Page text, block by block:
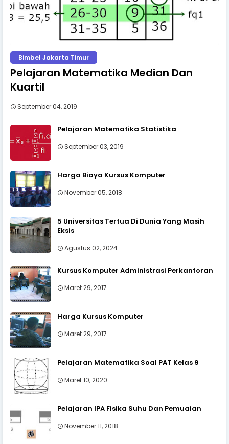
Bimbel Jakarta Timur
Pelajaran Matematika Median Dan
Kuartil
September 04, 2019
Pelajaran Matematika Statistika
September 03, 2019
Harga Biaya Kursus Komputer
November 05, 2018
5 Universitas Tertua Di Dunia Yang Masih
Eksis
Agustus 02, 2024
Kursus Komputer Administrasi Perkantoran
Maret 29, 2017
Harga Kursus Komputer
Maret 29, 2017
Pelajaran Matematika Soal PAT Kelas 9
Maret 10, 2020
Pelajaran IPA Fisika Suhu Dan Pemuaian
November 11, 2018